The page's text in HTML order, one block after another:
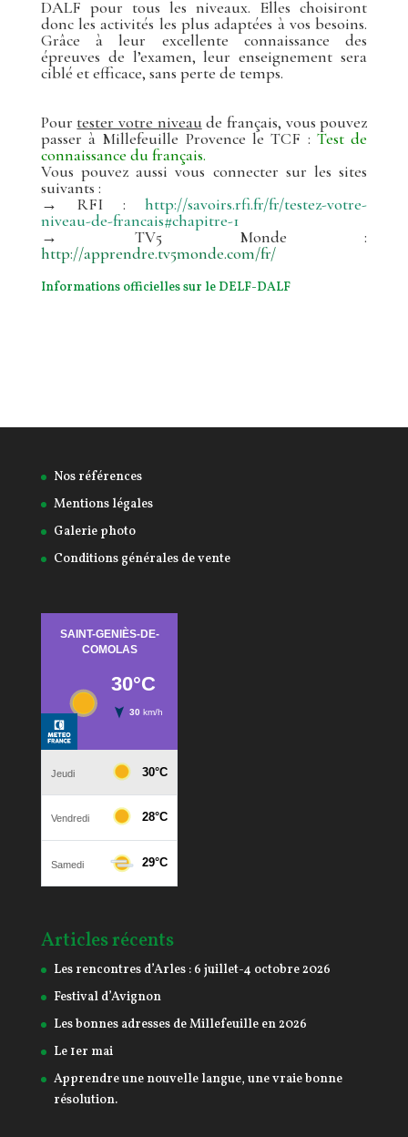
DALF pour tous les niveaux. Elles choisiront
donc les activités les plus adaptées à vos besoins.
Grâce à leur excellente connaissance des
épreuves de l’examen, leur enseignement sera
ciblé et efficace, sans perte de temps.
Pour tester votre niveau de français, vous pouvez
passer à Millefeuille Provence le TCF : Test de
connaissance du français.
Vous pouvez aussi vous connecter sur les sites
suivants :
→ RFI :http://savoirs.rfi.fr/fr/testez-votre-
niveau-de-francais#chapitre-1
→ TV5 Monde :
http://apprendre.tv5monde.com/fr/
Informations officielles sur le DELF-DALF
Nos références
Mentions légales
Galerie photo
Conditions générales de vente
Articles récents
Les rencontres d’Arles : 6 juillet-4 octobre 2026
Festival d’Avignon
Les bonnes adresses de Millefeuille en 2026
Le 1er mai
Apprendre une nouvelle langue, une vraie bonne
résolution.